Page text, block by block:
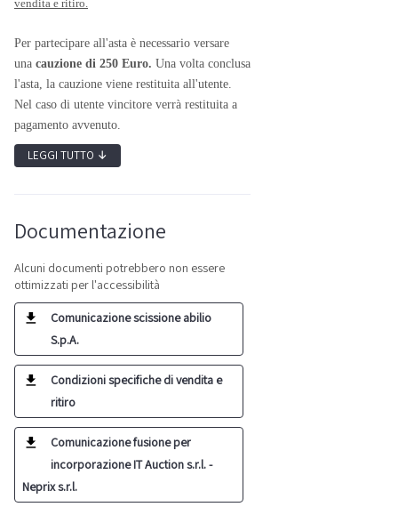
vendita e ritiro.
Per partecipare all'asta è necessario versare
una cauzione di 250 Euro. Una volta conclusa
l'asta, la cauzione viene restituita all'utente.
Nel caso di utente vincitore verrà restituita a
pagamento avvenuto.
LEGGI TUTTO ↓
Documentazione
Alcuni documenti potrebbero non essere
ottimizzati per l'accessibilità
Comunicazione scissione abilio
S.p.A.
Condizioni specifiche di vendita e
ritiro
Comunicazione fusione per
incorporazione IT Auction s.r.l. -
Neprix s.r.l.